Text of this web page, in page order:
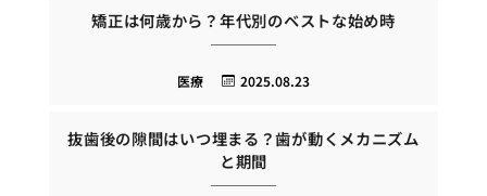
矯正は何歳から？年代別のベストな始め時
2025.08.23
医療
抜歯後の隙間はいつ埋まる？歯が動くメカニズム
と期間